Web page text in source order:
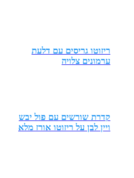
ריזוטו גריסים עם דלעת
ערמונים צלויה
קדרת שורשים עם פול יבש
ויין לבן על ריזוטו אורז מלא